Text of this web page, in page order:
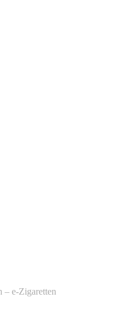
– e-Zigaretten